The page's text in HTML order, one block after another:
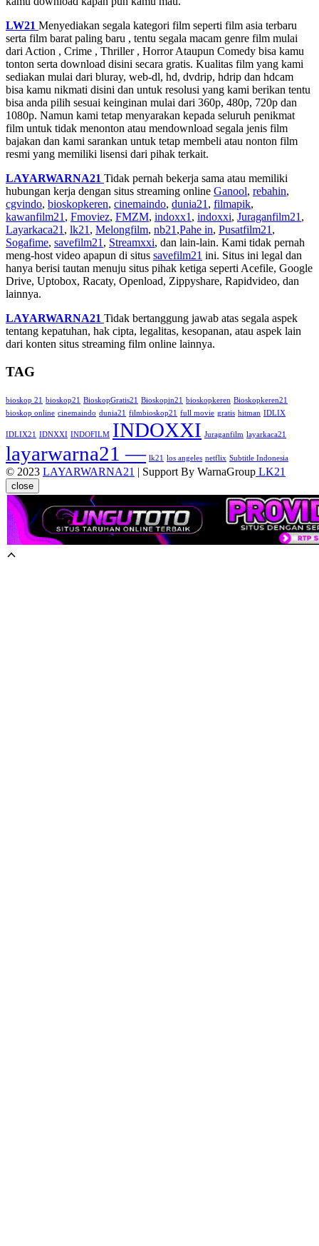
LW21 Menyediakan segala kategori film seperti film asia terbaru
serta film barat paling baru , tentu segala macam genre film mulai
dari Action , Crime , Thriller , Horror Ataupun Comedy bisa kamu
tonton serta download disini secara gratis. Kualitas film yang kami
sediakan mulai dari bluray, web-dl, hd, dvdrip, hdrip dan hdcam
bisa kamu nikmati disini dan untuk resolusi yang kami berikan tentu
bisa anda pilih sesuai keinginan mulai dari 360p, 480p, 720p dan
1080p. Namun kami tetap menyarakan kepada seluruh penikmat
film untuk tidak menonton atau mendownload segala jenis film
bajakan dan kami sarankan untuk tetap membeli atau nonton film
resmi yang memiliki lisensi dari pihak terkait.
LAYARWARNA21 Tidak pernah bekerja sama atau memiliki
hubungan kerja dengan situs streaming online Ganool, rebahin,
cgvindo, bioskopkeren, cinemaindo, dunia21 , filmapik,
kawanfilm21 , Fmoviez, FMZM, indoxx1 , indoxxi, Juraganfilm21 ,
Layarkaca21 , lk21 , Melongfilm, nb21 ,Pahe in, Pusatfilm21 ,
Sogafime, savefilm21 , Streamxxi, dan lain-lain. Kami tidak pernah
meng-host video apapun di situs savefilm21 ini. Situs ini legal dan
hanya berisi tautan menuju situs pihak ketiga seperti Acefile, Google
Drive, Uptobox, Racaty, Openload, Zippyshare, Rapidvideo, dan
lainnya.
LAYARWARNA21 Tidak bertanggung jawab atas segala aspek
tentang kepatuhan, hak cipta, legalitas, kesopanan, atau aspek lain
dari konten situs streaming film online lainnya.
TAG
bioskop 21 bioskop21 BioskopGratis21 Bioskopin21 bioskopkeren Bioskopkeren21
bioskop online cinemaindo dunia21 filmbioskop21 full movie gratis hitman IDLIX
IDLIX21 IDNXXI INDOFILM INDOXXI Juraganfilm layarkaca21
layarwarna21 — lk21 los angeles netflix Subtitle Indonesia
© 2023 LAYARWARNA21 | Support By WarnaGroup LK21
close